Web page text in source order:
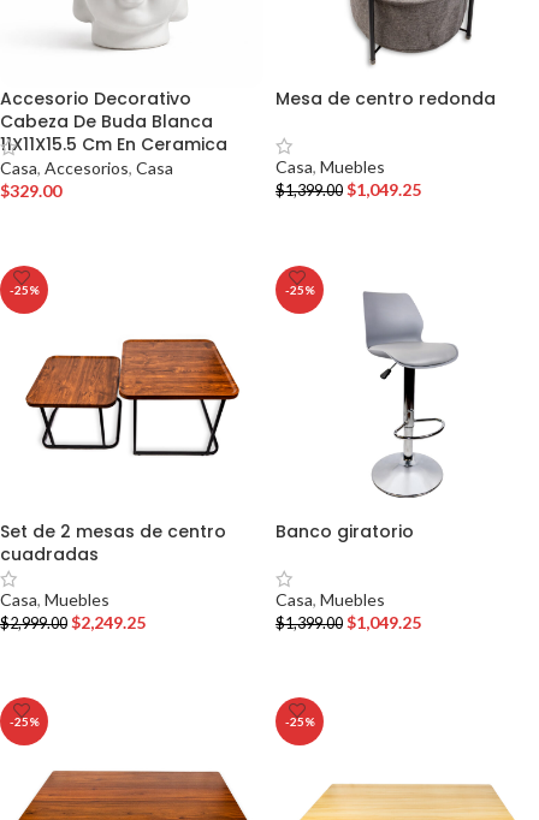
Accesorio Decorativo
Cabeza De Buda Blanca
11X11X15.5 Cm En Ceramica
Casa, Accesorios, Casa
$329.00
Mesa de centro redonda
Casa, Muebles
$1,399.00 $1,049.25
-25%
Set de 2 mesas de centro
cuadradas
Casa, Muebles
$2,999.00 $2,249.25
-25%
Banco giratorio
Casa, Muebles
$1,399.00 $1,049.25
-25% -25%